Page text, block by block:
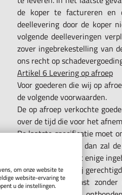
de koper te factureren en
deellevering door de koper
volgende deelleveringen
zover ingebrekestelling van
ons recht op
Artikel 6 Levering op afroep
Voor goederen die wij op
de volgende voorwaarden.
De op afroep verkochte
over de tijd die voor het
De laatste specificatie moet
Geschiedt dit niet, dan zal
termijn, zonder dat enige
In dat geval zijn wij
a) de overeenkomst
om onze website te
website-ervaring te
u de instellingen.